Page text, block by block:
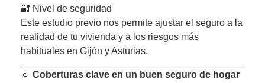
🔐 Nivel de seguridad
Este estudio previo nos permite ajustar el seguro a la
realidad de tu vivienda y a los riesgos más
habituales en Gijón y Asturias.
🔹 Coberturas clave en un buen seguro de hogar